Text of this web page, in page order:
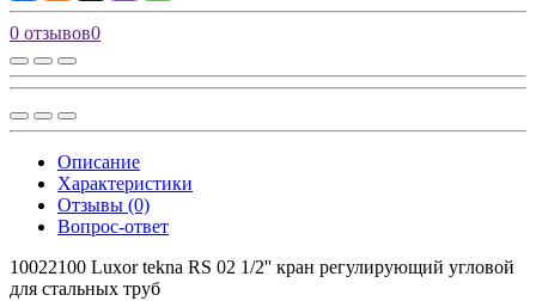
0 отзывов0
Описание
Характеристики
Отзывы (0)
Вопрос-ответ
10022100 Luxor tekna RS 02 1/2'' кран регулирующий угловой
для стальных труб